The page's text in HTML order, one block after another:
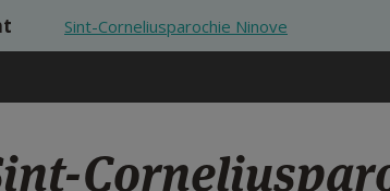
gaan
Sint-Corneliusparochie Ninove